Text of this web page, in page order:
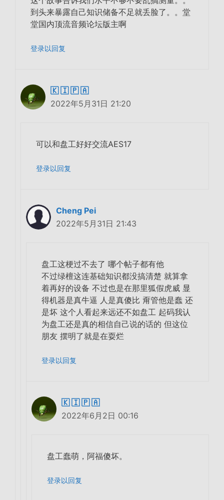
到头来暴露自己知识储备不足就丢脸了。。堂
堂国内顶流音频论坛版主啊
登录以回复
🇰 🇮 🇵 🇦
2022年5月31日 21:20
可以和盘工好好交流AES17
登录以回复
Cheng Pei
2022年5月31日 21:43
盘工这梗过不去了 哪个帖子都有他
不过绿檀这连基础知识都没搞清楚 就算拿
着再好的设备 不过也是在那里狐假虎威 显
得机器是真牛逼 人是真傻比 甭管他是蠢 还
是坏 这个人看起来远还不如盘工 起码我认
为盘工还是真的相信自己说的话的 但这位
朋友 摆明了就是在耍烂
登录以回复
🇰 🇮 🇵 🇦
2022年6月2日 00:16
盘工蠢萌，阿福傻坏。
登录以回复